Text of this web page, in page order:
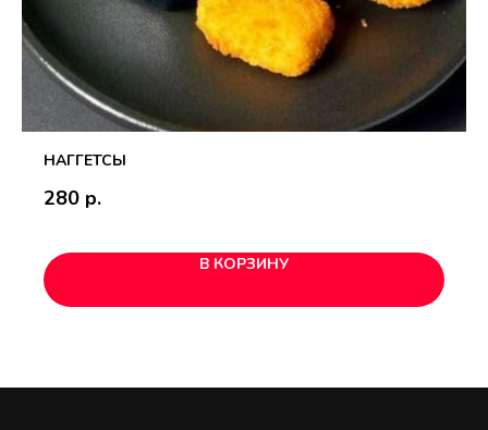
НАГГЕТСЫ
280 р.
В КОРЗИНУ